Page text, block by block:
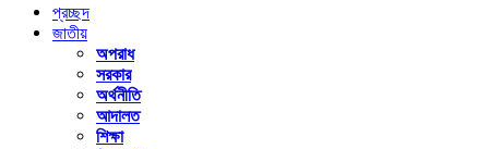
প্রচ্ছদ
জাতীয়
অপরাধ
সরকার
অর্থনীতি
আদালত
শিক্ষা